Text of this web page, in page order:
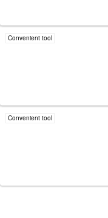
Convenient tool
Convenient tool